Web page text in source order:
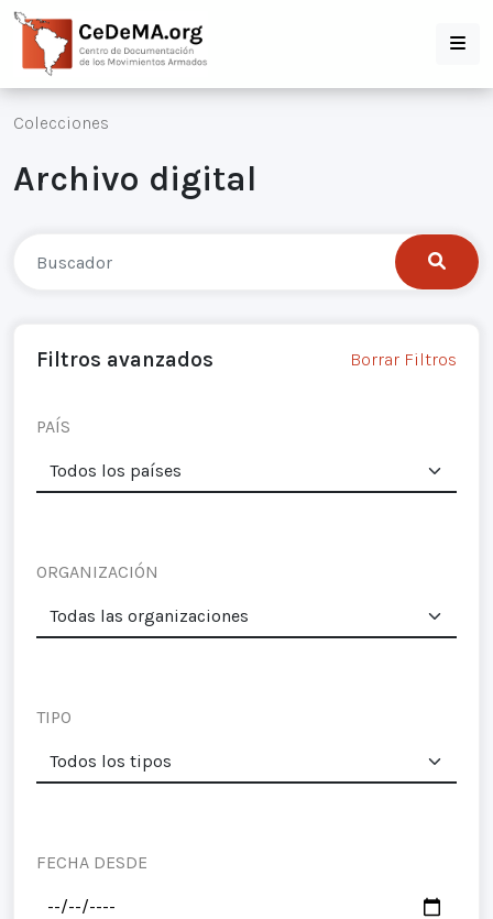
Colecciones
Archivo digital
Filtros avanzados Borrar Filtros
PAÍS
ORGANIZACIÓN
TIPO
FECHA DESDE